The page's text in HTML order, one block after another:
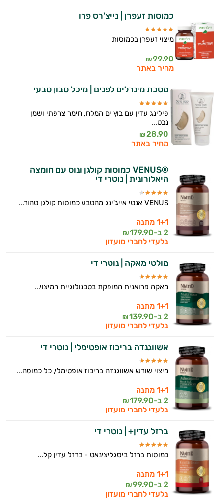
כמוסות זעפרן | נייצ'רס פרו
מיצוי זעפרן בכמוסות
99.90
₪
מחיר באתר
מסכת מינרלים לפנים | מיכל סבון טבעי
פילינג עדין עם בוץ ים המלח, חימר צרפתי ושמן
נבט...
28.90
₪
מחיר באתר
®VENUS כמוסות קולגן ונוס עם חומצה
היאלורונית | נוטרי די
VENUS אנטי אייג'ינג מהטבע כמוסות קולגן טהור...
1+1 מתנה
2 ב-
179.90
₪
בלעדי לחברי מועדון
מולטי מאקה | נוטרי די
מאקה פרואנית המופקת בטכנולוגיית המיצוי...
1+1 מתנה
2 ב-
139.90
₪
בלעדי לחברי מועדון
אשווגנדה בריכוז אופטימלי | נוטרי די
מיצוי שורש אשווגנדה בריכוז אופטימלי, כל כמוסה...
1+1 מתנה
2 ב-
179.90
₪
בלעדי לחברי מועדון
ברזל עדין+ | נוטרי די
כמוסות ברזל ביסגליצינאט - ברזל עדין קל...
1+1 מתנה
2 ב-
99.90
₪
בלעדי לחברי מועדון